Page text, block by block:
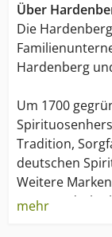
Über
Die
Hardenberg
Um 1700
Tradition,
deutschen
Weitere
Korn- und
mehr